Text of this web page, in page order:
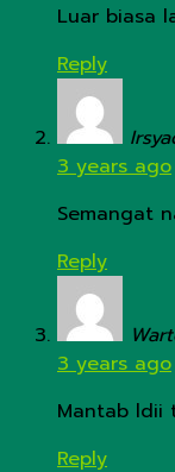
Luar biasa
Reply
3 years ago
Semangat
Reply
3 years ago
Mantab ldii
Reply